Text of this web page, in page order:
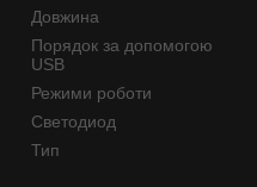
Довжина
Порядок за допомогою
USB
Режими роботи
Светодиод
Тип